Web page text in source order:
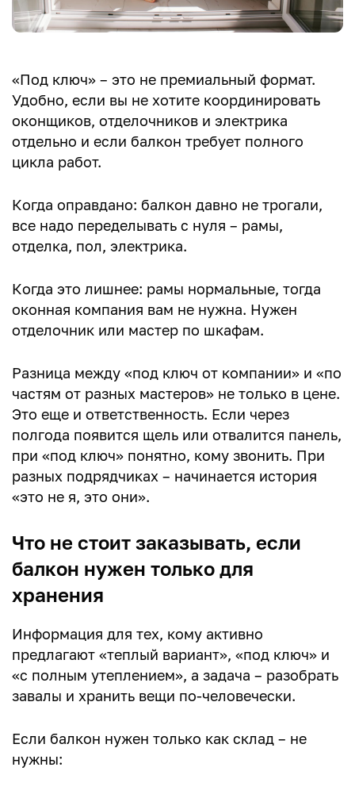
«Под ключ» – это не премиальный формат.
Удобно, если вы не хотите координировать
оконщиков, отделочников и электрика
отдельно и если балкон требует полного
цикла работ.
Когда оправдано: балкон давно не трогали,
все надо переделывать с нуля – рамы,
отделка, пол, электрика.
Когда это лишнее: рамы нормальные, тогда
оконная компания вам не нужна. Нужен
отделочник или мастер по шкафам.
Разница между «под ключ от компании» и «по
частям от разных мастеров» не только в цене.
Это еще и ответственность. Если через
полгода появится щель или отвалится панель,
при «под ключ» понятно, кому звонить. При
разных подрядчиках – начинается история
«это не я, это они».
Что не стоит заказывать, если
балкон нужен только для
хранения
Информация для тех, кому активно
предлагают «теплый вариант», «под ключ» и
«с полным утеплением», а задача – разобрать
завалы и хранить вещи по-человечески.
Если балкон нужен только как склад – не
нужны: